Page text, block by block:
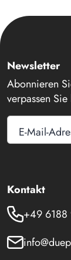
Newsletter
Abonnieren
verpassen
E-Mail-
Kontakt
+49 6188